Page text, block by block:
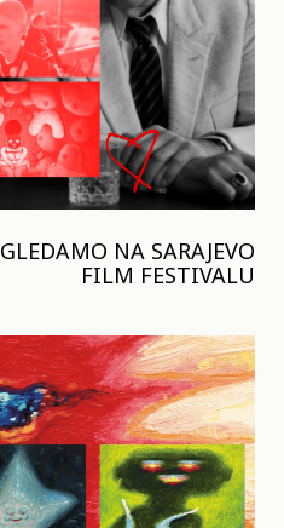
NA SARAJEVO
FILM FESTIVALU